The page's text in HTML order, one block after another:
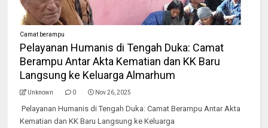
Camat berampu
Pelayanan Humanis di Tengah Duka: Camat
Berampu Antar Akta Kematian dan KK Baru
Langsung ke Keluarga Almarhum
Unknown 0 Nov 26, 2025
Pelayanan Humanis di Tengah Duka: Camat Berampu Antar Akta
Kematian dan KK Baru Langsung ke Keluarga